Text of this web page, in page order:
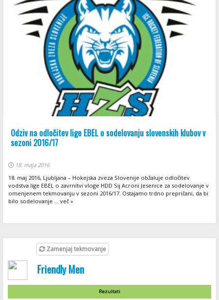
Odziv na odločitev lige EBEL o sodelovanju slovenskih klubov v
sezoni 2016/17
18. maja 2016
18. maj 2016, Ljubljana – Hokejska zveza Slovenije obžaluje odločitev
vodstva lige EBEL o zavrnitvi vloge HDD Sij Acroni Jesenice za sodelovanje v
omenjenem tekmovanju v sezoni 2016/17. Ostajamo trdno prepričani, da bi
bilo sodelovanje ... več »
Zamenjaj tekmovanje
Friendly Men
Rezultati